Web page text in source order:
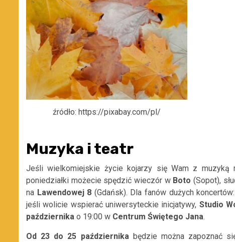
źródło: https://pixabay.com/pl/
Muzyka i teatr
Jeśli wielkomiejskie życie kojarzy się Wam z muzyką
poniedziałki możecie spędzić wieczór w Boto (Sopot),
na Lawendowej 8 (Gdańsk). Dla fanów dużych koncertów:
jeśli wolicie wspierać uniwersyteckie inicjatywy, Studio
października o 19:00 w Centrum Świętego Jana.
Od 23 do 25 październikabędzie można zapoznać